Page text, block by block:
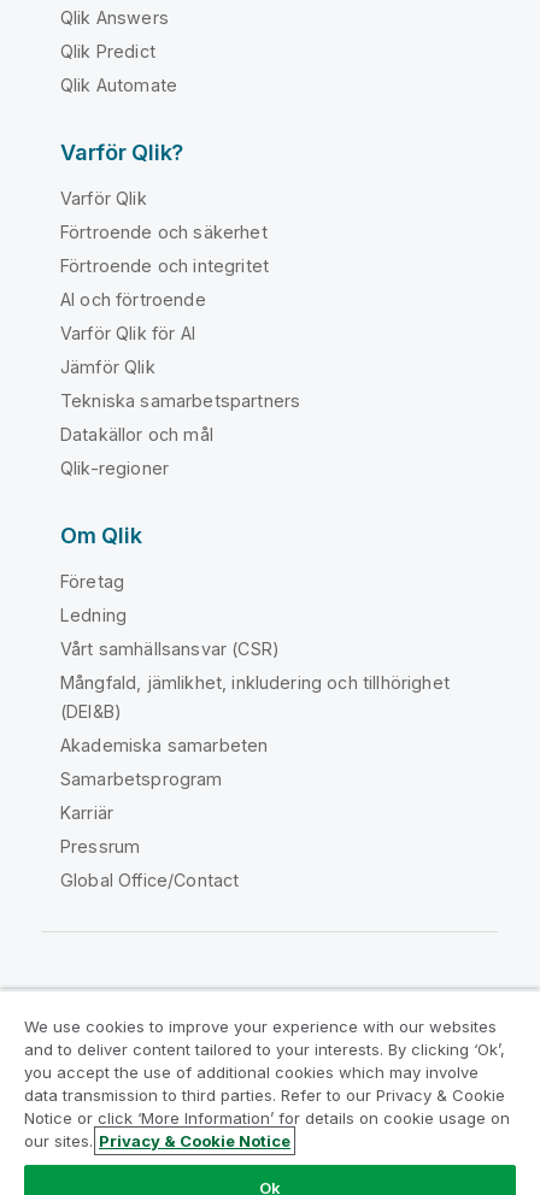
Qlik Answers
Qlik Predict
Qlik Automate
Varför Qlik?
Varför Qlik
Förtroende och säkerhet
Förtroende och integritet
AI och förtroende
Varför Qlik för AI
Jämför Qlik
Tekniska samarbetspartners
Datakällor och mål
Qlik-regioner
Om Qlik
Företag
Ledning
Vårt samhällsansvar (CSR)
Mångfald, jämlikhet, inkludering och tillhörighet
(DEI&B)
Akademiska samarbeten
Samarbetsprogram
Karriär
Pressrum
Global Office/Contact
Juridiska avtal
Produktvillkor
Legal Policies
Legal Policies
Användningsvillkor
Varumärken
Do Not Share My Info
We use cookies to improve your experience with our websites
and to deliver content tailored to your interests. By clicking ‘Ok’,
you accept the use of additional cookies which may involve
data transmission to third parties. Refer to our Privacy & Cookie
Notice or click ‘More Information’ for details on cookie usage on
our sites. Privacy & Cookie Notice
Ok